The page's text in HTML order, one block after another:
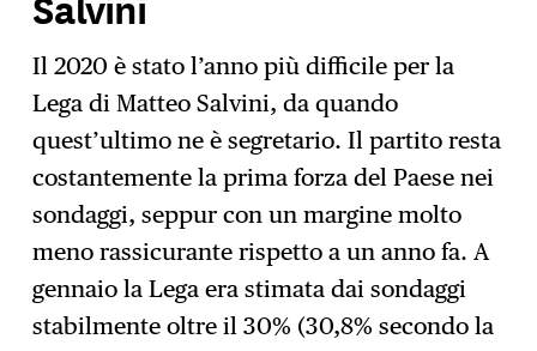
Il 2020 è stato l’anno più difficile per la
Lega di Matteo Salvini, da quando
quest’ultimo ne è segretario. Il partito resta
costantemente la prima forza del Paese nei
sondaggi, seppur con un margine molto
meno rassicurante rispetto a un anno fa. A
gennaio la Lega era stimata dai sondaggi
stabilmente oltre il 30% (30,8% secondo la